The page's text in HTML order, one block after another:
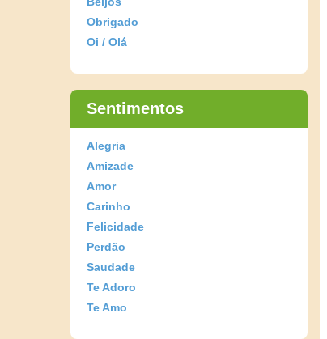
Obrigado
Oi / Olá
Sentimentos
Alegria
Amizade
Amor
Carinho
Felicidade
Perdão
Saudade
Te Adoro
Te Amo